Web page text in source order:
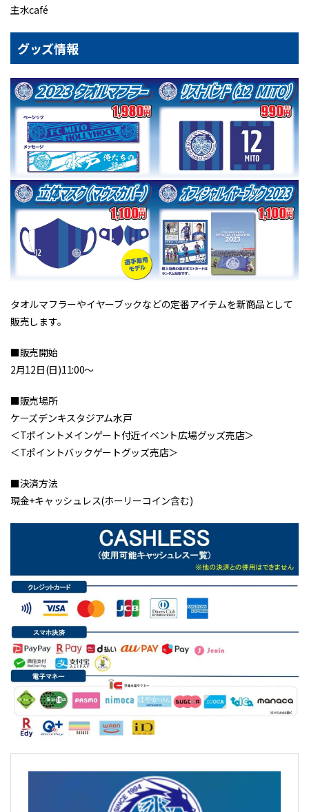
主水café
グッズ情報
タオルマフラーやイヤーブックなどの定番アイテムを新商品として
販売します。
■販売開始
2月12日(日)11:00～
■販売場所
ケーズデンキスタジアム水戸
＜Tポイントメインゲート付近イベント広場グッズ売店＞
＜Tポイントバックゲートグッズ売店＞
■決済方法
現金+キャッシュレス(ホーリーコイン含む)